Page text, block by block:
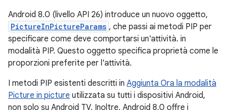
Android 8.0 (livello API 26) introduce un nuovo oggetto,
PictureInPictureParams , che passi ai metodi PIP per
specificare come deve comportarsi un'attività. in
modalità PIP. Questo oggetto specifica proprietà come le
proporzioni preferite per l'attività.
I metodi PIP esistenti descritti in Aggiunta Ora la modalità
Picture in picture utilizzata su tutti i dispositivi Android,
non solo su Android TV. Inoltre, Android 8.0 offre i